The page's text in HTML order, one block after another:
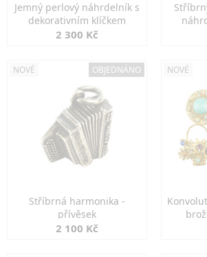
Jemný perlový náhrdelník s
dekorativním klíčkem
2 300 Kč
NOVÉ OBJEDNÁNO
Stříbrná harmonika -
přívěsek
2 100 Kč
NOVÉ